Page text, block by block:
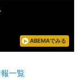
ABEMAでみる
一覧